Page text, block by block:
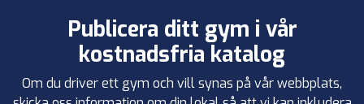
Publicera ditt gym i vår
kostnadsfria katalog
Om du driver ett gym och vill synas på vår webbplats,